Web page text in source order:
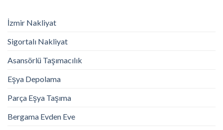
İzmir Nakliyat
Sigortalı Nakliyat
Asansörlü Taşımacılık
Eşya Depolama
Parça Eşya Taşıma
Bergama Evden Eve